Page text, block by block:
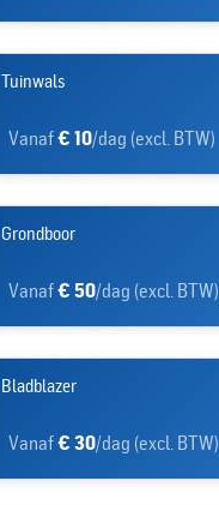
Tuinwals
Vanaf€ 10/dag (excl. BTW)
Grondboor
Vanaf€ 50/dag (excl. BTW)
Bladblazer
Vanaf€ 30/dag (excl. BTW)